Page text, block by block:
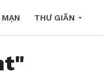
THƯ GIÃN